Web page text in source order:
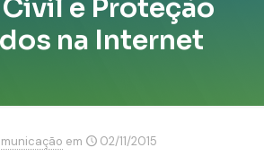
e Proteção
na Internet
em 02/11/2015